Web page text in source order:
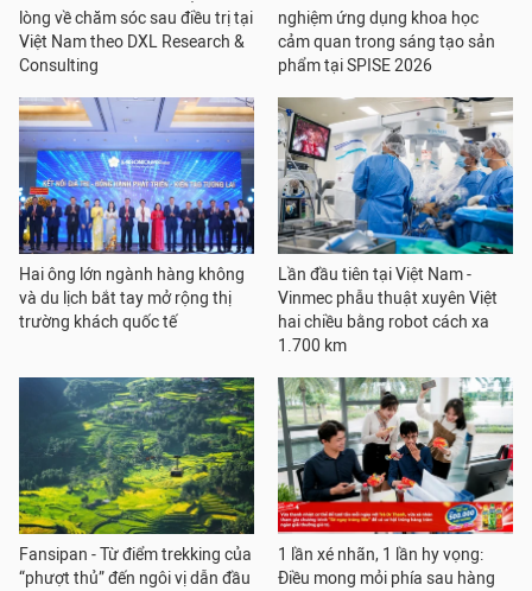
lòng về chăm sóc sau điều trị tại
Việt Nam theo DXL Research &
Consulting
nghiệm ứng dụng khoa học
cảm quan trong sáng tạo sản
phẩm tại SPISE 2026
Hai ông lớn ngành hàng không
và du lịch bắt tay mở rộng thị
trường khách quốc tế
Lần đầu tiên tại Việt Nam -
Vinmec phẫu thuật xuyên Việt
hai chiều bằng robot cách xa
1.700 km
Fansipan - Từ điểm trekking của
“phượt thủ” đến ngôi vị dẫn đầu
1 lần xé nhãn, 1 lần hy vọng:
Điều mong mỏi phía sau hàng